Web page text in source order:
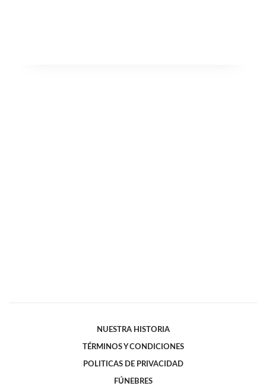
NUESTRA HISTORIA
TÉRMINOS Y CONDICIONES
POLITICAS DE PRIVACIDAD
FÚNEBRES